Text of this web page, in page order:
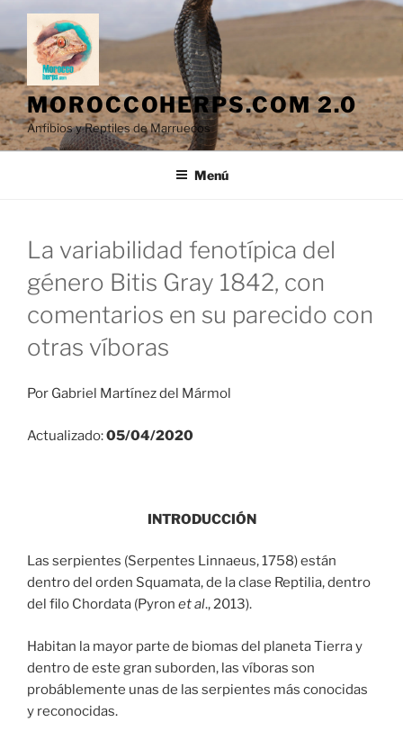
Saltar
contenido
MOROCCOHERPS.COM 2.0
Anfibios y Reptiles de Marruecos
Menú
La variabilidad fenotípica del
género Bitis Gray 1842, con
comentarios en su parecido con
otras víboras
Por Gabriel Martínez del Mármol
Actualizado:05/04/2020
INTRODUCCIÓN
Las serpientes (Serpentes Linnaeus, 1758) están
dentro del orden Squamata, de la clase Reptilia, dentro
del filo Chordata (Pyron et al., 2013).
Habitan la mayor parte de biomas del planeta Tierra y
dentro de este gran suborden, las víboras son
probáblemente unas de las serpientes más conocidas
y reconocidas.